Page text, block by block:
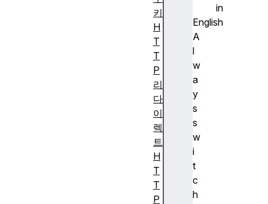
in
English
A
l
w
a
y
s
s
w
i
t
c
h
키
H
T
T
P
리
다
이
렉
트
H
T
T
P